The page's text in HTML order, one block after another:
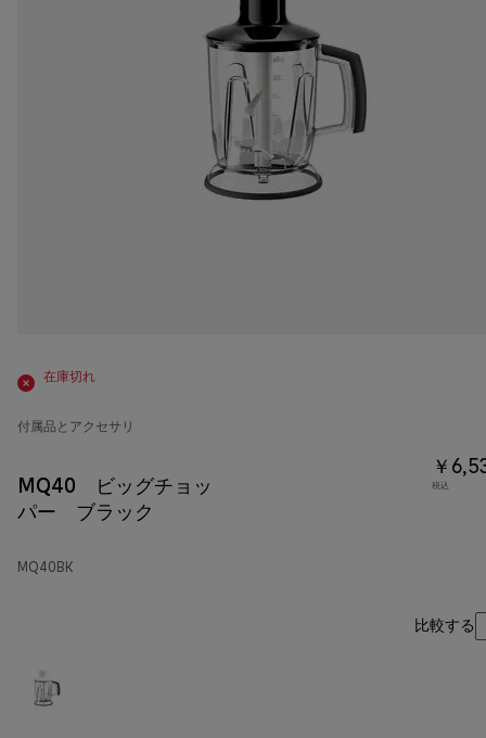
在庫切れ
付属品とアクセサリ
MQ40 ビッグチョッ
パー ブラック
MQ40BK
￥
税込
比較する